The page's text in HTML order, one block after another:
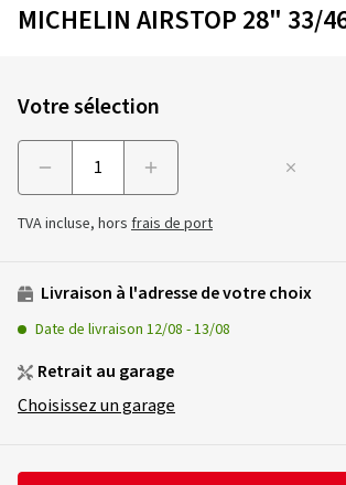
MICHELIN AIRSTOP 28" 33/
Votre sélection
TVA incluse, hors frais de port
Livraison à l'adresse de votre choix
Date de livraison 12/08 -13/08
Retrait au garage
Choisissez un garage